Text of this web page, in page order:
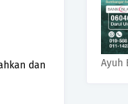
dan
Ayuh